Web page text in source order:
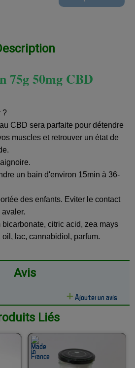
75g 50mg CBD
?
CBD sera parfaite pour détendre
muscles et retrouver un état de
un bain d'environ 15min à 36-
des enfants. Eviter le contact
bicarbonate, citric acid, zea mays
lac, cannabidiol, parfum.
Avis
Ajouter un avis
Liés